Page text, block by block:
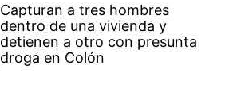
Capturan a tres hombres
dentro de una vivienda y
detienen a otro con presunta
droga en Colón